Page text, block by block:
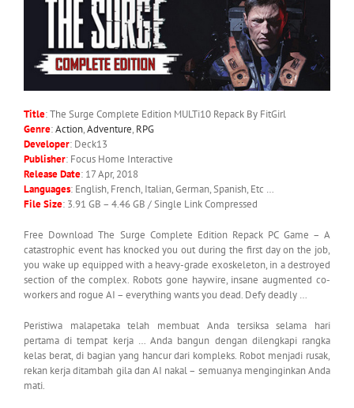
Title: The Surge Complete Edition MULTi10 Repack By FitGirl
Genre:Action,Adventure, RPG
Developer: Deck13
Publisher: Focus Home Interactive
ReleaseDate: 17 Apr, 2018
Languages: English, French, Italian, German, Spanish, Etc …
FileSize: 3.91 GB – 4.46 GB / Single Link Compressed
Free Download The Surge Complete Edition Repack PC Game – A
catastrophic event has knocked you out during the first day on the job,
you wake up equipped with a heavy-grade exoskeleton, in a destroyed
section of the complex. Robots gone haywire, insane augmented co-
workers and rogue AI – everything wants you dead. Defy deadly …
Peristiwa malapetaka telah membuat Anda tersiksa selama hari
pertama di tempat kerja … Anda bangun dengan dilengkapi rangka
kelas berat, di bagian yang hancur dari kompleks. Robot menjadi rusak,
rekan kerja ditambah gila dan AI nakal – semuanya menginginkan Anda
mati.